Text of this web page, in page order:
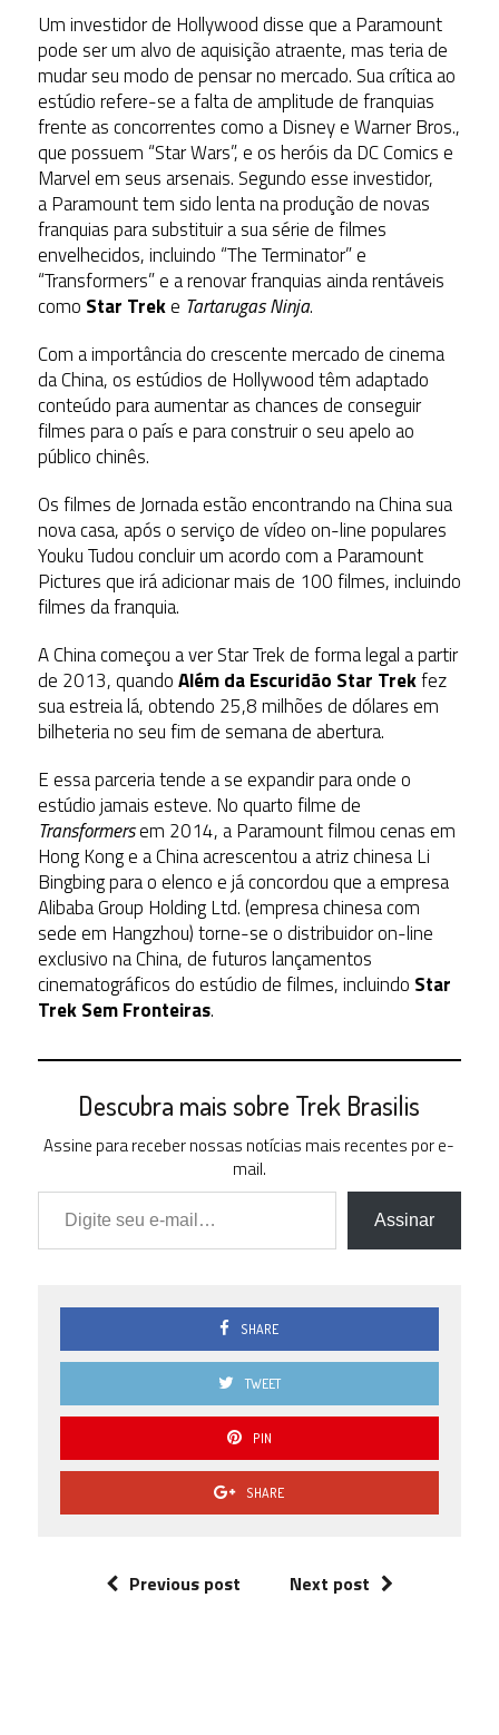
Um investidor de Hollywood disse que a Paramount
pode ser um alvo de aquisição atraente, mas teria de
mudar seu modo de pensar no mercado. Sua crítica ao
estúdio refere-se a falta de amplitude de franquias
frente as concorrentes como a Disney e Warner Bros.,
que possuem “Star Wars”, e os heróis da DC Comics e
Marvel em seus arsenais. Segundo esse investidor,
a Paramount tem sido lenta na produção de novas
franquias para substituir a sua série de filmes
envelhecidos, incluindo “The Terminator” e
“Transformers” e a renovar franquias ainda rentáveis
como Star Treke Tartarugas Ninja.
Com a importância do crescente mercado de cinema
da China, os estúdios de Hollywood têm adaptado
conteúdo para aumentar as chances de conseguir
filmes para o país e para construir o seu apelo ao
público chinês.
Os filmes de Jornada estão encontrando na China sua
nova casa, após o serviço de vídeo on-line populares
Youku Tudou concluir um acordo com a Paramount
Pictures que irá adicionar mais de 100 filmes, incluindo
filmes da franquia.
A China começou a ver Star Trek de forma legal a partir
de 2013, quandoAlém da Escuridão Star Trekfez
sua estreia lá, obtendo 25,8 milhões de dólares em
bilheteria no seu fim de semana de abertura.
E essa parceria tende a se expandir para onde o
estúdio jamais esteve. No quarto filme de
Transformersem 2014, a Paramount filmou cenas em
Hong Kong e a China acrescentou a atriz chinesa Li
Bingbing para o elenco e já concordou que a empresa
Alibaba Group Holding Ltd. (empresa chinesa com
sede em Hangzhou) torne-se o distribuidor on-line
exclusivo na China, de futuros lançamentos
cinematográficos do estúdio de filmes, incluindo Star
Trek Sem Fronteiras.
Descubra mais sobre Trek Brasilis
Assine para receber nossas notícias mais recentes por e-
mail.
Digite seu e-mail…
Assinar
SHARE
TWEET
PIN
SHARE
Previous post Next post